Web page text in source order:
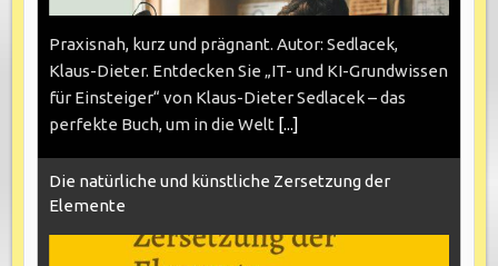
Praxisnah, kurz und prägnant. Autor: Sedlacek,
Klaus-Dieter. Entdecken Sie „IT- und KI-Grundwissen
für Einsteiger“ von Klaus-Dieter Sedlacek – das
perfekte Buch, um in die Welt [...]
Die natürliche und künstliche Zersetzung der
Elemente